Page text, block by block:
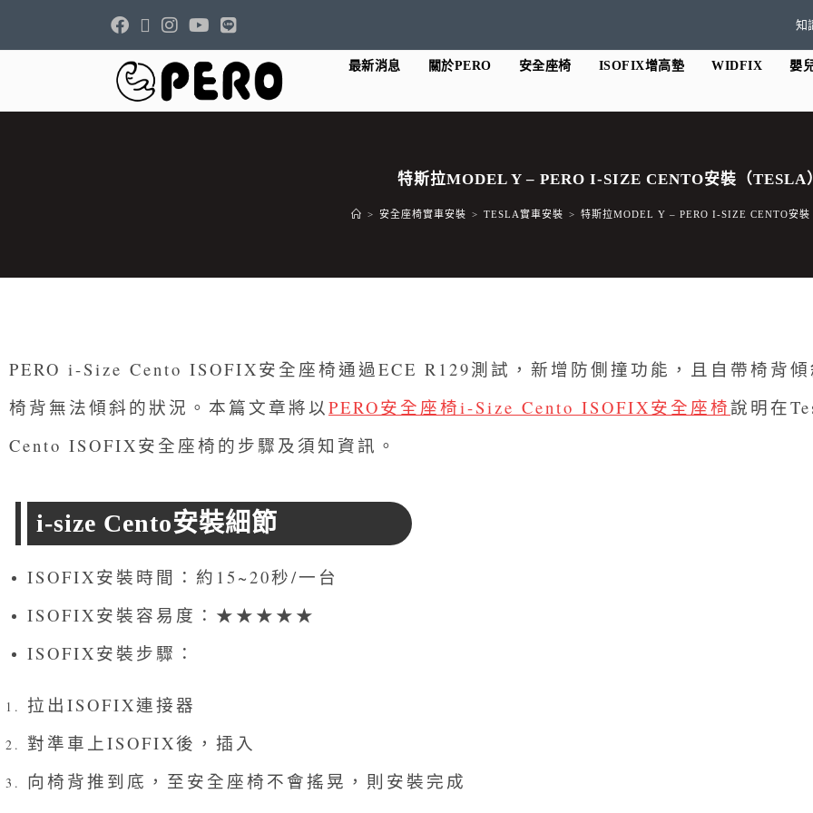
知
最新消息 關於PERO 安全座椅 ISOFIX增高墊 WIDFIX 嬰
特斯拉MODEL Y – PERO I-SIZE CENTO安裝（TESLA）
> 安全座椅實車安裝 > TESLA實車安裝 > 特斯拉MODEL Y – PERO I-SIZE CENTO安裝
PERO i-Size Cento ISOFIX安全座椅通過ECE R129測試，新增防側撞功能，且自帶椅背
椅背無法傾斜的狀況。 本篇文章將以PERO安全座椅i-Size Cento ISOFIX安全座椅說明在
Cento ISOFIX安全座椅的步驟及須知資訊。
i-size Cento安裝細節
ISOFIX安裝時間：約15~20秒/一台
ISOFIX安裝容易度：★★★★★
ISOFIX安裝步驟：
拉出ISOFIX連接器
對準車上ISOFIX後，插入
向椅背推到底，至安全座椅不會搖晃，則安裝完成